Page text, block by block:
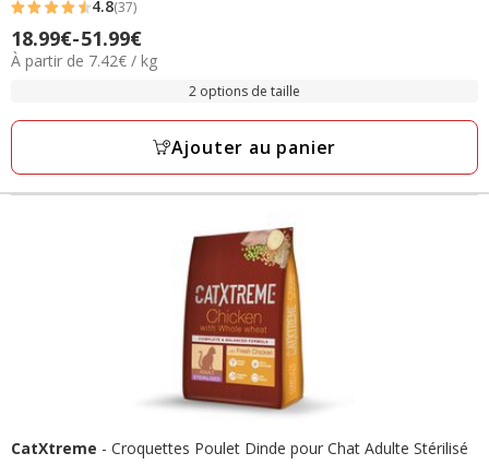
4.8
étoiles
avec
avis
4.8(37)
Prix
de
à
18.99€-51.99€
7.42€
À partir de 7.42€ / kg
2 options de taille
Ajouter au panier
CatXtreme - Croquettes Poulet Dinde pour Chat Adulte Stérilisé